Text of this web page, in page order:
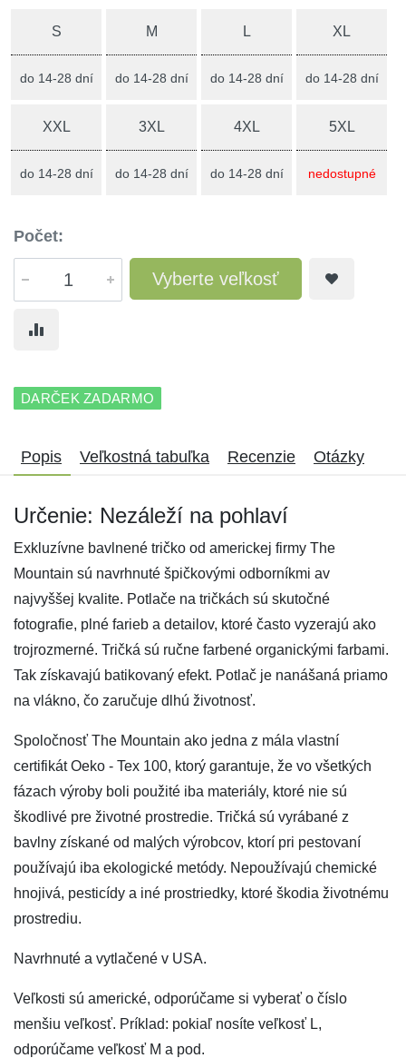
S
do 14-28 dní
M
do 14-28 dní
L
do 14-28 dní
XL
do 14-28 dní
XXL
do 14-28 dní
3XL
do 14-28 dní
4XL
do 14-28 dní
5XL
nedostupné
Počet:
Vyberte veľkosť
DARČEK ZADARMO
Popis Veľkostná tabuľka Recenzie Otázky
Určenie: Nezáleží na pohlaví
Exkluzívne bavlnené tričko od americkej firmy The
Mountain sú navrhnuté špičkovými odborníkmi av
najvyššej kvalite. Potlače na tričkách sú skutočné
fotografie, plné farieb a detailov, ktoré často vyzerajú ako
trojrozmerné. Tričká sú ručne farbené organickými farbami.
Tak získavajú batikovaný efekt. Potlač je nanášaná priamo
na vlákno, čo zaručuje dlhú životnosť.
Spoločnosť The Mountain ako jedna z mála vlastní
certifikát Oeko - Tex 100, ktorý garantuje, že vo všetkých
fázach výroby boli použité iba materiály, ktoré nie sú
škodlivé pre životné prostredie. Tričká sú vyrábané z
bavlny získané od malých výrobcov, ktorí pri pestovaní
používajú iba ekologické metódy. Nepoužívajú chemické
hnojivá, pesticídy a iné prostriedky, ktoré škodia životnému
prostrediu.
Navrhnuté a vytlačené v USA.
Veľkosti sú americké, odporúčame si vyberať o číslo
menšiu veľkosť. Príklad: pokiaľ nosíte veľkosť L,
odporúčame veľkosť M a pod.